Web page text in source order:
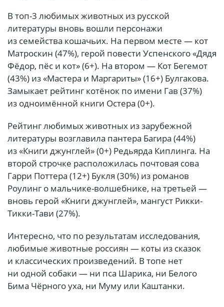
В топ-3 любимых животных из русской
литературы вновь вошли персонажи
из семейства кошачьих. На первом месте — кот
Матроскин (47%), герой повести Успенского «Дядя
Фёдор, пёс и кот» (6+). На втором — Кот Бегемот
(43%) из «Мастера и Маргариты» (16+) Булгакова.
Замыкает рейтинг котёнок по имени Гав (37%)
из одноимённой книги Остера (0+).
Рейтинг любимых животных из зарубежной
литературы возглавила пантера Багира (44%)
из «Книги джунглей» (0+) Редьярда Киплинга. На
второй строчке расположилась почтовая сова
Гарри Поттера (12+) Букля (30%) из романов
Роулинг о мальчике-волшебнике, на третьей —
вновь герой «Книги джунглей», мангуст Рикки-
Тикки-Тави (27%).
Интересно, что по результатам исследования,
любимые животные россиян — коты из сказок
и классических произведений. В топе нет
ни одной собаки — ни пса Шарика, ни Белого
Бима Чёрного уха, ни Муму или Каштанки.